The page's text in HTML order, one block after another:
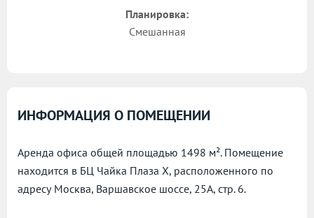
Планировка:
Смешанная
ИНФОРМАЦИЯ О ПОМЕЩЕНИИ
Аренда офиса общей площадью 1498 м². Помещение
находится в БЦ Чайка Плаза X, расположенного по
адресу Москва, Варшавское шоссе, 25А, стр. 6.